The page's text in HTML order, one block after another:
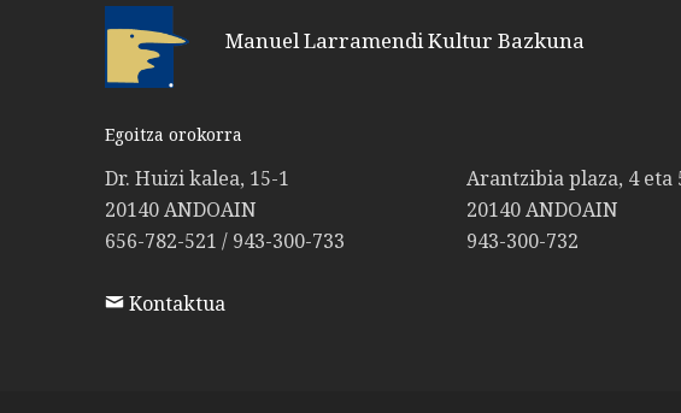
Manuel Larramendi Kultur Bazkuna
Egoitza orokorra
Dr. Huizi kalea, 15-1
20140 ANDOAIN
656-782-521 / 943-300-733
Kontaktua
Arantzibia plaza, 4 eta
20140 ANDOAIN
943-300-732